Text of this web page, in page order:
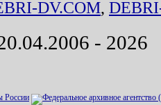
DV.COM,
- 2026